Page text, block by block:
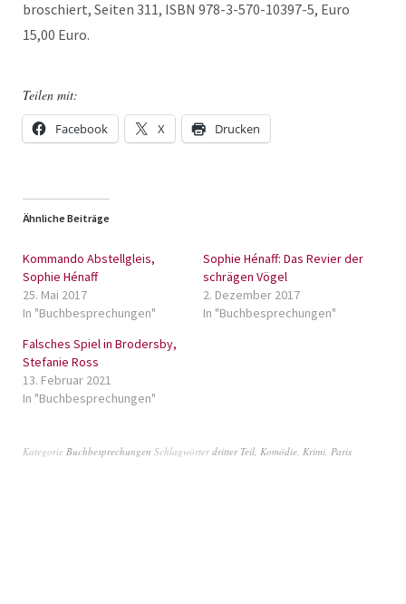
broschiert, Seiten 311, ISBN 978-3-570-10397-5, Euro
15,00 Euro.
Teilen mit:
Facebook X Drucken
Ähnliche Beiträge
Kommando Abstellgleis,
Sophie Hénaff
25. Mai 2017
In "Buchbesprechungen"
Sophie Hénaff: Das Revier der
schrägen Vögel
2. Dezember 2017
In "Buchbesprechungen"
Falsches Spiel in Brodersby,
Stefanie Ross
13. Februar 2021
In "Buchbesprechungen"
Kategorie Buchbesprechungen Schlagwörterdritter Teil, Komödie, Krimi, Paris